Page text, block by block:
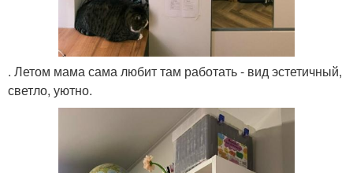
. Летом мама сама любит там работать - вид эстетичный,
светло, уютно.